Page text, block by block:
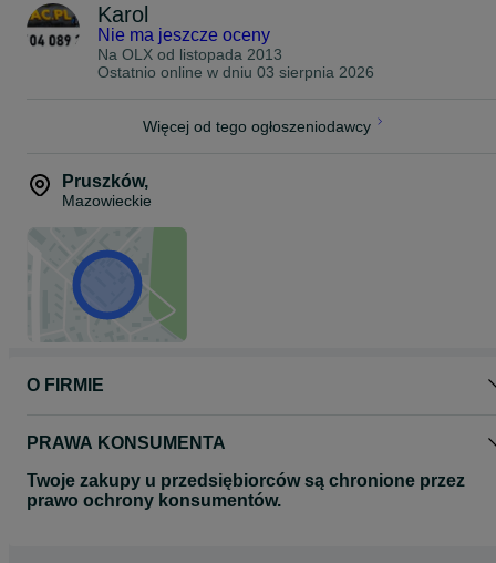
Karol
Nie ma jeszcze oceny
Na OLX od listopada 2013
Ostatnio online w dniu 03 sierpnia 2026
Więcej od tego ogłoszeniodawcy
Pruszków,
Mazowieckie
O FIRMIE
PRAWA KONSUMENTA
Twoje zakupy u przedsiębiorców są chronione przez
prawo ochrony konsumentów.